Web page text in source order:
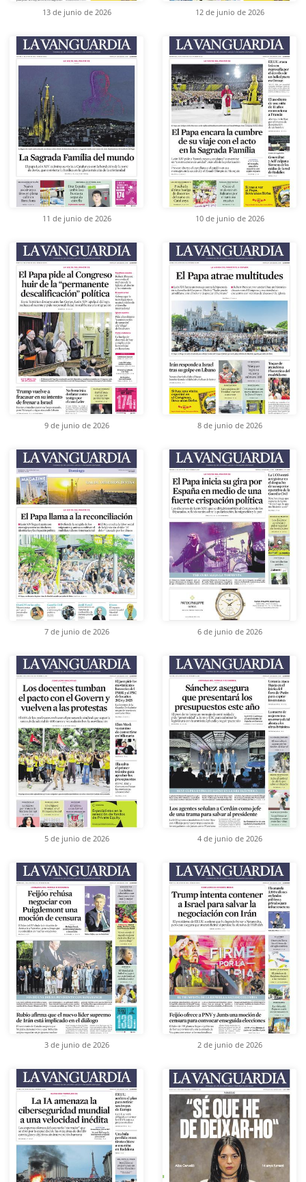
13 de junio de 2026 12 de junio de 2026
11 de junio de 2026 10 de junio de 2026
9 de junio de 2026 8 de junio de 2026
7 de junio de 2026 6 de junio de 2026
5 de junio de 2026 4 de junio de 2026
3 de junio de 2026 2 de junio de 2026